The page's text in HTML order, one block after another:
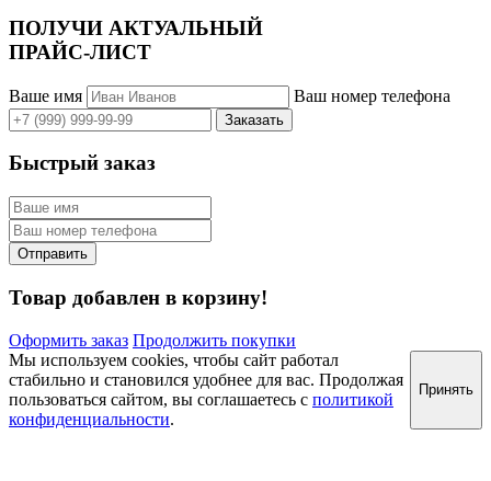
ПОЛУЧИ АКТУАЛЬНЫЙ
ПРАЙС-ЛИСТ
Ваше имя Ваш номер телефона
Быстрый заказ
Товар добавлен в корзину!
Оформить заказ Продолжить покупки
Мы используем cookies, чтобы сайт работал
стабильно и становился удобнее для вас. Продолжая
пользоваться сайтом, вы соглашаетесь с политикой
конфиденциальности.
Принять